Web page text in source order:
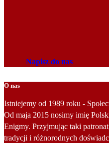
Napisz do nas
O nas
Istniejemy od 1989 roku -
Od maja 2015 nosimy imię
Enigmy. Przyjmując taki
tradycji i różnorodnych